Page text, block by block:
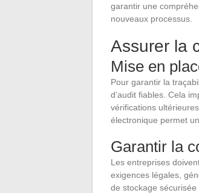
garantir une
nouveaux processus.
Assurer la
Mise en
Pour garantir la
d’audit fiables. Cela
vérifications
électronique permet
Garantir la
Les entreprises
exigences légales,
de stockage